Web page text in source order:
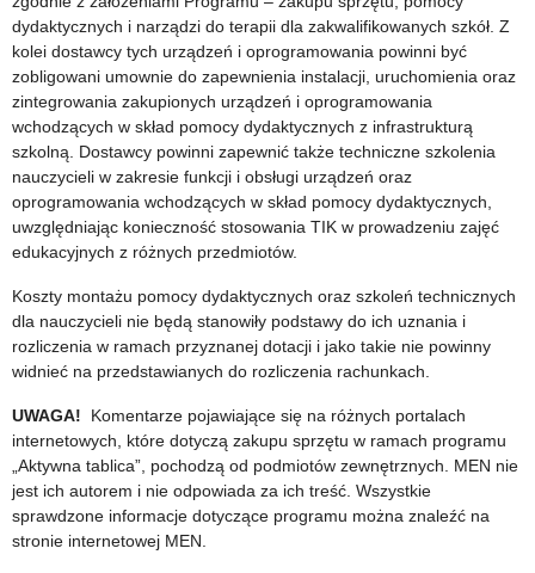
dydaktycznych i narządzi do terapii dla zakwalifikowanych szkół. Z
kolei dostawcy tych urządzeń i oprogramowania powinni być
zobligowani umownie do zapewnienia instalacji, uruchomienia oraz
zintegrowania zakupionych urządzeń i oprogramowania
wchodzących w skład pomocy dydaktycznych z infrastrukturą
szkolną. Dostawcy powinni zapewnić także techniczne szkolenia
nauczycieli w zakresie funkcji i obsługi urządzeń oraz
oprogramowania wchodzących w skład pomocy dydaktycznych,
uwzględniając konieczność stosowania TIK w prowadzeniu zajęć
edukacyjnych z różnych przedmiotów.
Koszty montażu pomocy dydaktycznych oraz szkoleń technicznych
dla nauczycieli nie będą stanowiły podstawy do ich uznania i
rozliczenia w ramach przyznanej dotacji i jako takie nie powinny
widnieć na przedstawianych do rozliczenia rachunkach.
UWAGA!
Komentarze pojawiające się na różnych portalach
internetowych, które dotyczą zakupu sprzętu w ramach programu
„Aktywna tablica”, pochodzą od podmiotów zewnętrznych. MEN nie
jest ich autorem i nie odpowiada za ich treść. Wszystkie
sprawdzone informacje dotyczące programu można znaleźć na
stronie internetowej MEN.